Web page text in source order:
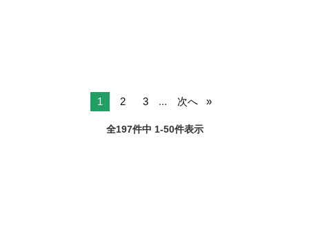
1 2 3 ... 次へ
全197件中 1-50件表示